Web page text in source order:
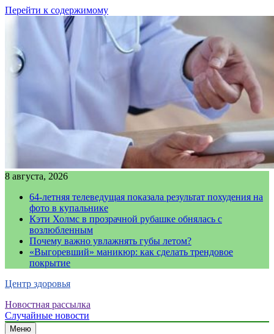
Перейти к содержимому
8 августа, 2026
64-летняя телеведущая показала результат похудения на
фото в купальнике
Кэти Холмс в прозрачной рубашке обнялась с
возлюбленным
Почему важно увлажнять губы летом?
«Выгоревший» маникюр: как сделать трендовое
покрытие
Центр здоровья
Новостная рассылка
Случайные новости
Меню